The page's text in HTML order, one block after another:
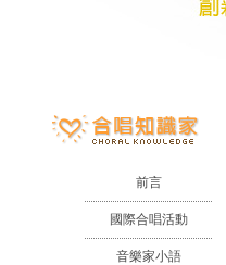
前言
國際合唱活動
音樂家小語